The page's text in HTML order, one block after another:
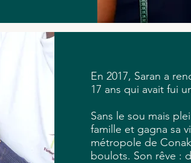
En 2017, Saran a
17 ans qui avait fui
Sans le sou mais
famille et gagna sa
métropole de
boulots. Son rêve :